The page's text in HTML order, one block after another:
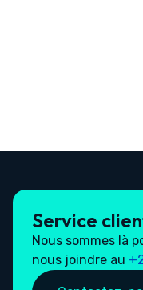
Service
Nous sommes là
nous joindre au